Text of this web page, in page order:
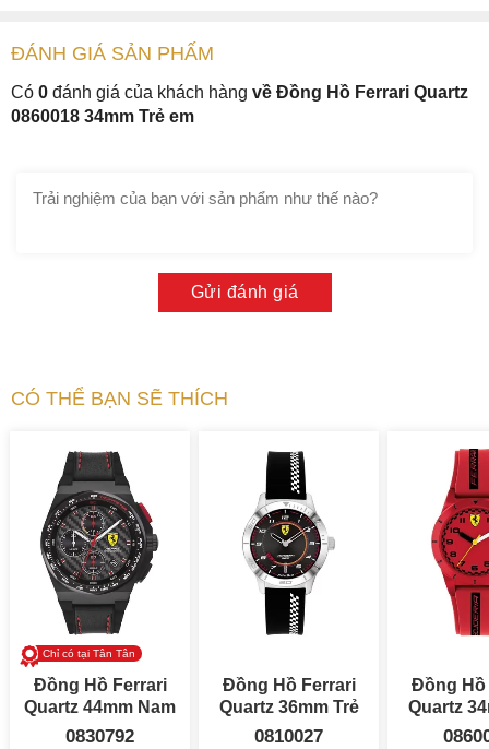
ĐÁNH GIÁ SẢN PHẤM
Có 0 đánh giá của khách hàng về Đồng Hồ Ferrari Quartz
0860018 34mm Trẻ em
Gửi đánh giá
CÓ THỂ BẠN SẼ THÍCH
Chỉ có tại Tân Tân
Đồng Hồ Ferrari
Quartz 44mm Nam
0830792
Đồng Hồ Ferrari
Quartz 36mm Trẻ
em
0810027
Đồng Hồ
Quartz 34mm Trẻ
em